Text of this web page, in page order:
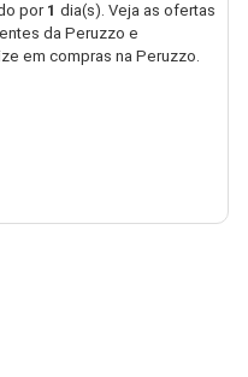
por1 dia(s). Veja as ofertas
da Peruzzo e
em compras na Peruzzo.